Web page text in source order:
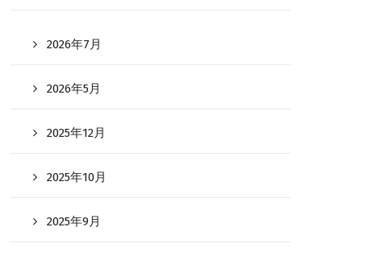
2026年7月
2026年5月
2025年12月
2025年10月
2025年9月